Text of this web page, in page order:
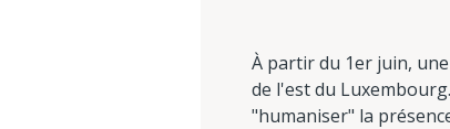
À partir du 1er juin,
de l'est du
"humaniser" la